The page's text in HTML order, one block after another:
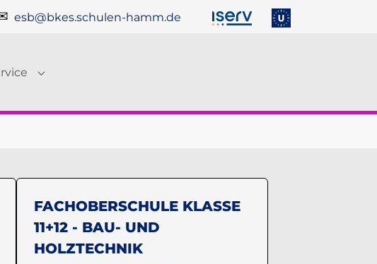
esb@bkes.schulen-hamm.de
for "Über uns"
Submenu for "Service"
FACHOBERSCHULE KLASSE
11+12 - BAU- UND
HOLZTECHNIK